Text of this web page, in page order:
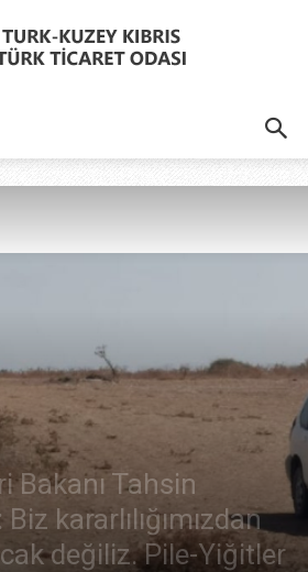
Ticaret
Odası
Bakanı Tahsin
kararlılığımızdan
değiliz. Pile-Yiğitler